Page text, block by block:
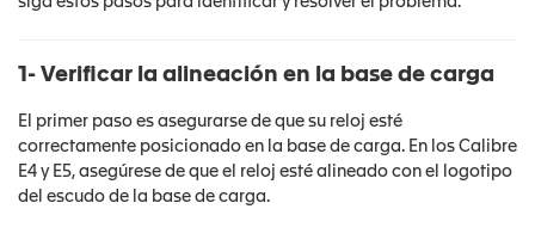
1- Verificar la alineación en la base de carga
El primer paso es asegurarse de que su reloj esté
correctamente posicionado en la base de carga. En los Calibre
E4 y E5, asegúrese de que el reloj esté alineado con el logotipo
del escudo de la base de carga.